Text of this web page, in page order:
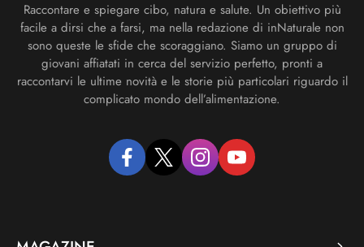
Raccontare e spiegare cibo, natura e salute. Un obiettivo più
facile a dirsi che a farsi, ma nella redazione di inNaturale non
sono queste le sfide che scoraggiano. Siamo un gruppo di
giovani affiatati in cerca del servizio perfetto, pronti a
raccontarvi le ultime novità e le storie più particolari riguardo il
complicato mondo dell’alimentazione.
facebooktwitter instagramyoutube